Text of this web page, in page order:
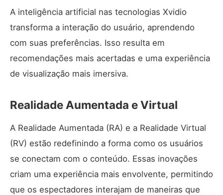
A inteligência artificial nas tecnologias Xvidio
transforma a interação do usuário, aprendendo
com suas preferências. Isso resulta em
recomendações mais acertadas e uma experiência
de visualização mais imersiva.
Realidade Aumentada e Virtual
A Realidade Aumentada (RA) e a Realidade Virtual
(RV) estão redefinindo a forma como os usuários
se conectam com o conteúdo. Essas inovações
criam uma experiência mais envolvente, permitindo
que os espectadores interajam de maneiras que